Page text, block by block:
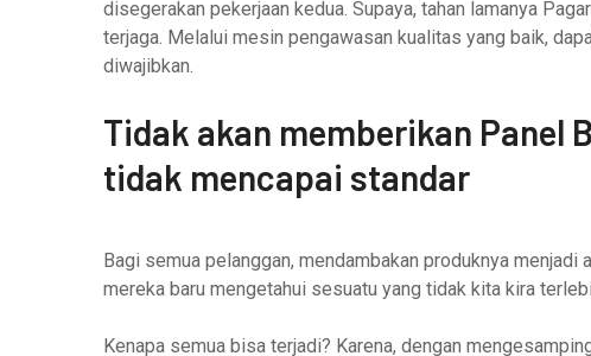
disegerakan pekerjaan kedua. Supaya, tahan lamanya
terjaga. Melalui mesin pengawasan kualitas yang baik,
diwajibkan.
Tidak akan memberikan Panel
tidak mencapai standar
Bagi semua pelanggan, mendambakan produknya menjadi
mereka baru mengetahui sesuatu yang tidak kita kira
Kenapa semua bisa terjadi? Karena, dengan